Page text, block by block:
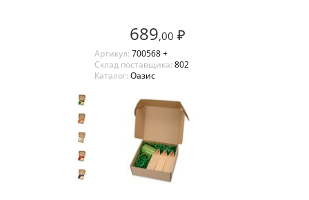
689,00 ₽
Артикул: 700568 +
Склад поставщика: 802
Каталог: Оазис